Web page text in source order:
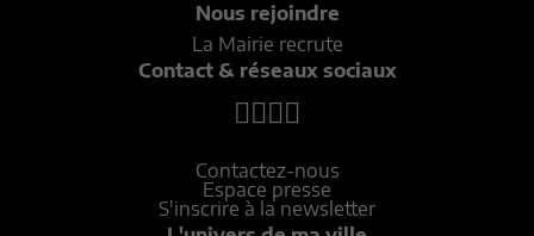
Nous rejoindre
La Mairie recrute
Contact & réseaux sociaux
Contactez-nous
Espace presse
S'inscrire à la newsletter